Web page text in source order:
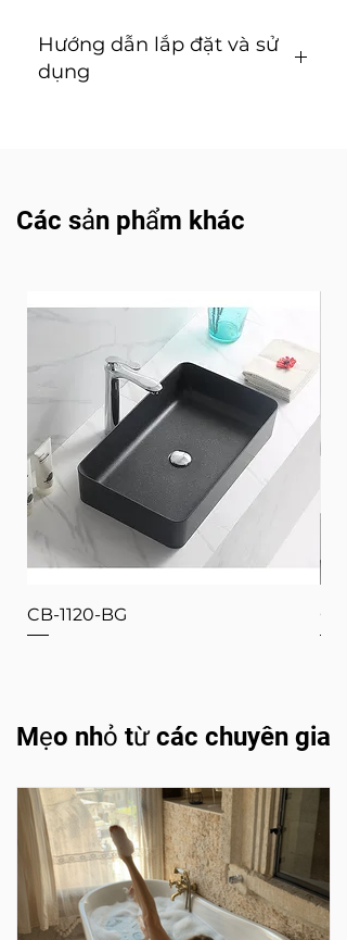
Hướng dẫn lắp đặt và sử
dụng
Các sản phẩm khác
CB-1120-BG
Mẹo nhỏ từ các chuyên gia